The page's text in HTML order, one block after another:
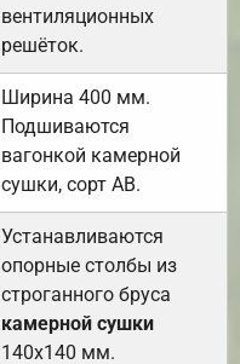
вентиляционных
решёток.
Ширина 400 мм.
Подшиваются
вагонкой камерной
сушки, сорт АВ.
Устанавливаются
опорные столбы из
строганного бруса
камерной сушки
140х140 мм.